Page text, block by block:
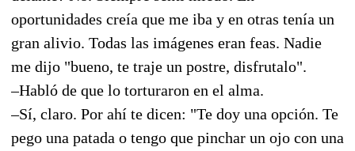
oportunidades creía que me iba y en otras tenía un
gran alivio. Todas las imágenes eran feas. Nadie
me dijo "bueno, te traje un postre, disfrutalo".
–Habló de que lo torturaron en el alma.
–Sí, claro. Por ahí te dicen: "Te doy una opción. Te
pego una patada o tengo que pinchar un ojo con una